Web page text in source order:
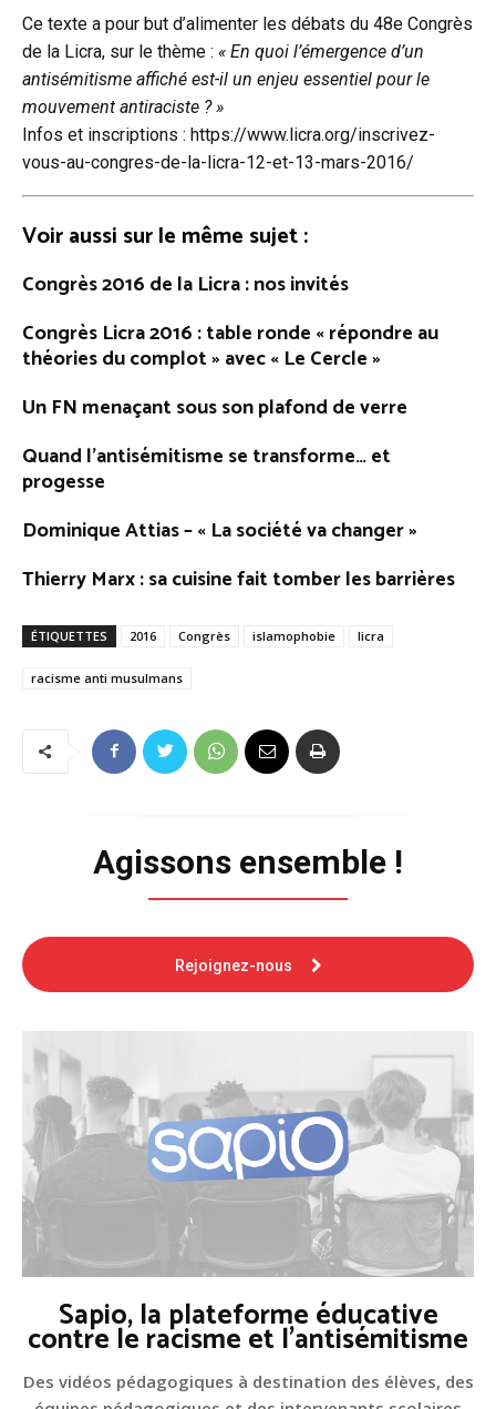
Ce texte a pour but d’alimenter les débats du 48e Congrès
de la Licra, sur le thème : « En quoi l’émergence d’un
antisémitisme affiché est-il un enjeu essentiel pour le
mouvement antiraciste ? »
Infos et inscriptions : https://www.licra.org/inscrivez-
vous-au-congres-de-la-licra-12-et-13-mars-2016/
Voir aussi sur le même sujet :
Congrès 2016 de la Licra: nos invités
Congrès Licra 2016 : table ronde « répondre au
théories du complot » avec « Le Cercle »
Un FN menaçant sous son plafond de verre
Quand l’antisémitisme se transforme… et
progesse
Dominique Attias – « La société va changer »
Thierry Marx : sa cuisine fait tomber les barrières
ÉTIQUETTES 2016 Congrès islamophobie licra
racisme anti musulmans
Agissons ensemble !
Rejoignez-nous
Sapio, la plateforme éducative
contre le racisme et l'antisémitisme
Des vidéos pédagogiques à destination des élèves, des